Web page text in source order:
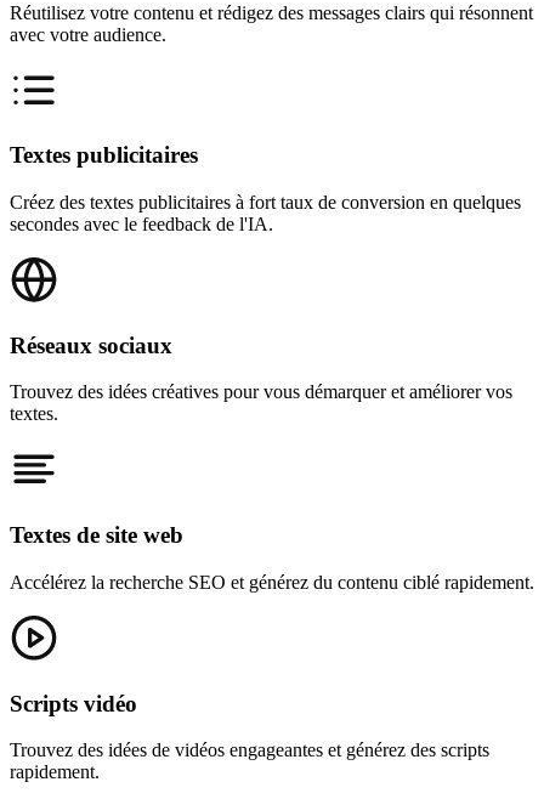
Réutilisez votre contenu et rédigez des messages clairs qui résonnent
avec votre audience.
Textes publicitaires
Créez des textes publicitaires à fort taux de conversion en quelques
secondes avec le feedback de l'IA.
Réseaux sociaux
Trouvez des idées créatives pour vous démarquer et améliorer vos
textes.
Textes de site web
Accélérez la recherche SEO et générez du contenu ciblé rapidement.
Scripts vidéo
Trouvez des idées de vidéos engageantes et générez des scripts
rapidement.